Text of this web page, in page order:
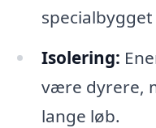
Isolering:
være dyrere,
lange løb.